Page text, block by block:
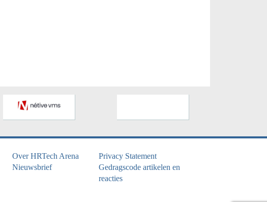
Over HRTech Arena
Nieuwsbrief
Privacy Statement
Gedragscode artikelen en
reacties